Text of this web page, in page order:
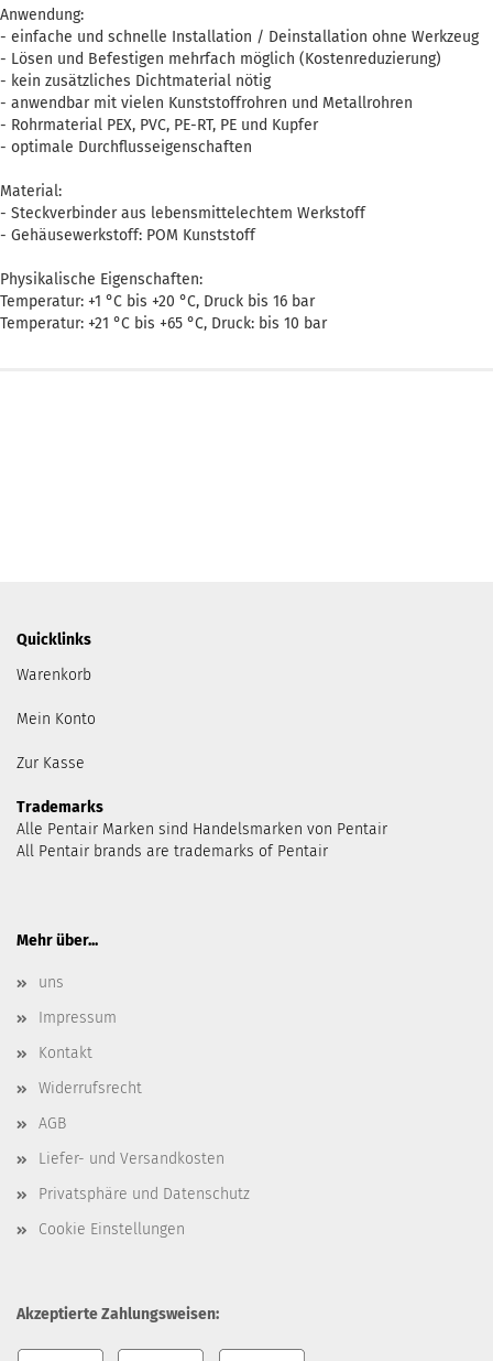
Anwendung:
- einfache und schnelle Installation / Deinstallation ohne Werkzeug
- Lösen und Befestigen mehrfach möglich (Kostenreduzierung)
- kein zusätzliches Dichtmaterial nötig
- anwendbar mit vielen Kunststoffrohren und Metallrohren
- Rohrmaterial PEX, PVC, PE-RT, PE und Kupfer
- optimale Durchflusseigenschaften
Material:
- Steckverbinder aus lebensmittelechtem Werkstoff
- Gehäusewerkstoff: POM Kunststoff
Physikalische Eigenschaften:
Temperatur: +1 °C bis +20 °C, Druck bis 16 bar
Temperatur: +21 °C bis +65 °C, Druck: bis 10 bar
Quicklinks
Warenkorb
Mein Konto
Zur Kasse
Trademarks
Alle Pentair Marken sind Handelsmarken von Pentair
All Pentair brands are trademarks of Pentair
Mehr über...
uns
Impressum
Kontakt
Widerrufsrecht
AGB
Liefer- und Versandkosten
Privatsphäre und Datenschutz
Cookie Einstellungen
Akzeptierte Zahlungsweisen: